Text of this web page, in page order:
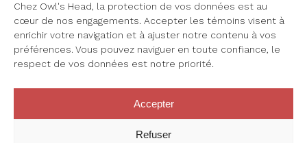
Chez Owl's Head, la protection de vos données est au
cœur de nos engagements. Accepter les témoins visent à
enrichir votre navigation et à ajuster notre contenu à vos
préférences. Vous pouvez naviguer en toute confiance, le
respect de vos données est notre priorité.
Accepter
Refuser
Foire aux questions, consultez cette page
pour les questions les plus fréquemment
posées.
Créez votre compte Owl’s Head sur notre